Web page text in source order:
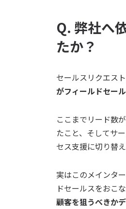
Q. 弊社へ
たか？
セールスリクエス
がフィールドセー
ここまでリード数
たこと、そしてサ
セス支援に切り替え
実はこのメインタ
ドセールスをおこ
顧客を狙うべきか